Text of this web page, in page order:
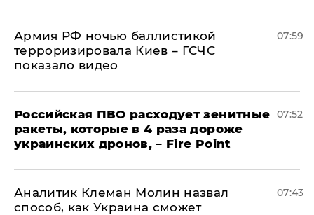
Армия РФ ночью баллистикой
терроризировала Киев – ГСЧС
показало видео
07:59
Российская ПВО расходует зенитные
ракеты, которые в 4 раза дороже
украинских дронов, – Fire Point
07:52
Аналитик Клеман Молин назвал
способ, как Украина сможет
07:43